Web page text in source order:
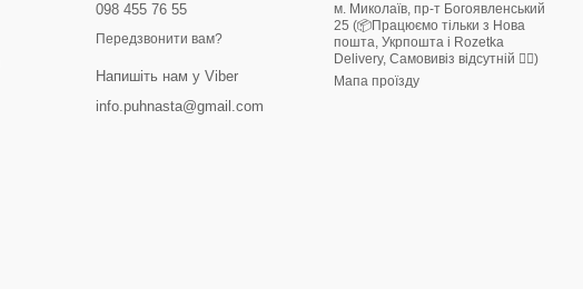
098 455 76 55
Передзвонити вам?
Напишіть нам у Viber
info.puhnasta@gmail.com
м. Миколаїв, пр-т Богоявленський
25 (📦Працюємо тільки з Нова
пошта, Укрпошта і Rozetka
Delivery, Самовивіз відсутній 🙅‍♀️)
Мапа проїзду